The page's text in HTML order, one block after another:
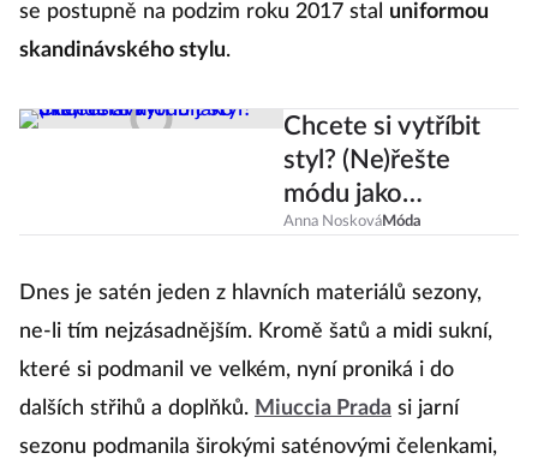
se postupně na podzim roku 2017 stal uniformou
skandinávského stylu.
Chcete si vytříbit
styl? (Ne)řešte
módu jako
Skandinávky!
Anna NoskováMóda
Dnes je satén jeden z hlavních materiálů sezony,
ne-li tím nejzásadnějším. Kromě šatů a midi sukní,
které si podmanil ve velkém, nyní proniká i do
dalších střihů a doplňků. Miuccia Prada si jarní
sezonu podmanila širokými saténovými čelenkami,